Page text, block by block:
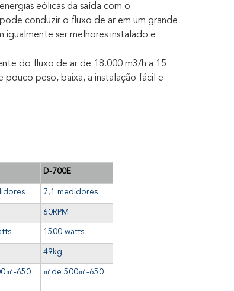
eólicas da saída com o
conduzir o fluxo de ar em um grande
ser melhores instalado e
do fluxo de ar de 18.000 m3/h a 15
peso, baixa, a instalação fácil e
D-700E
7,1 medidores
60RPM
1500 watts
49kg
㎡-650 ㎡de 500㎡-650